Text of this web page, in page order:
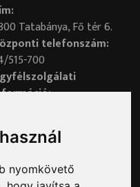
nyomkövető
Tatabánya, Fő tér 6.
telefonszám:
515-700
515-799